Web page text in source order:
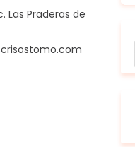
Las Praderas de